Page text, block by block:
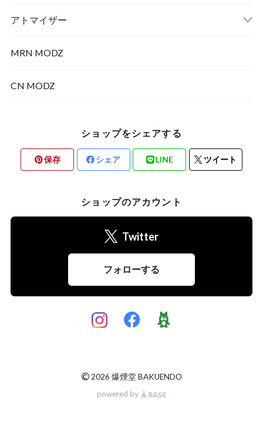
アトマイザー
RDA
MRN MODZ
CN MODZ
ショップをシェアする
保存 シェア LINE ツイート
ショップのアカウント
Twitter
フォローする
© 2026 爆煙堂 BAKUENDO
powered by